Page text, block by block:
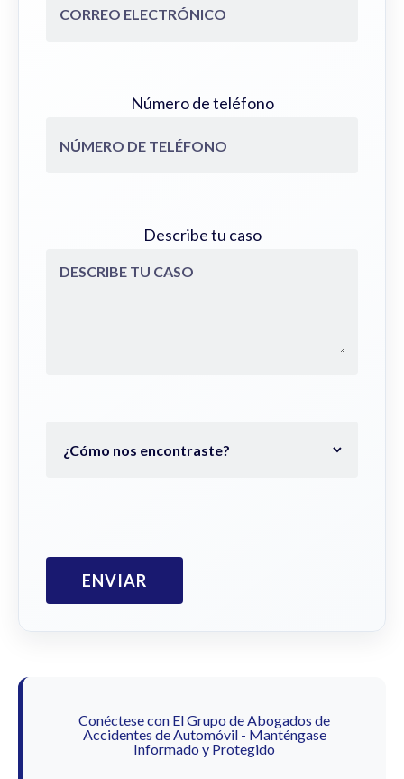
Número de teléfono
Describe tu caso
Conéctese con El Grupo de Abogados de
Accidentes de Automóvil - Manténgase
Informado y Protegido